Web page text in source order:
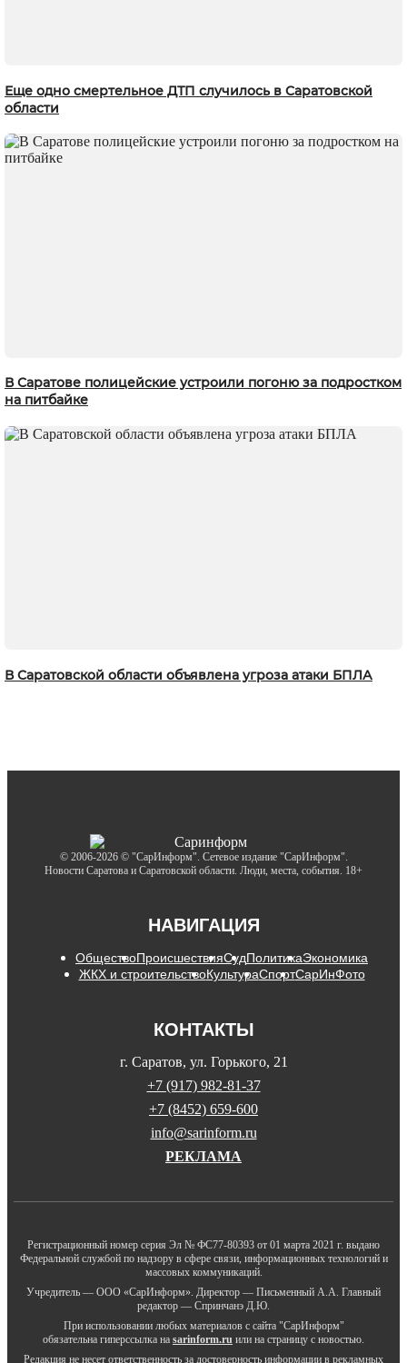
Еще одно смертельное ДТП случилось в Саратовской
области
В Саратове полицейские устроили погоню за подростком
на питбайке
В Саратовской области объявлена угроза атаки БПЛА
© 2006-2026 © "СарИнформ". Сетевое издание "СарИнформ".
Новости Саратова и Саратовской области. Люди, места, события. 18+
НАВИГАЦИЯ
ОбществоПроисшествияСудПолитикаЭкономика
ЖКХ и строительствоКультураСпортСарИнФото
КОНТАКТЫ
г. Саратов, ул. Горького, 21
+7 (917) 982-81-37
+7 (8452) 659-600
info@sarinform.ru
РЕКЛАМА
Регистрационный номер серия Эл № ФС77-80393 от 01 марта 2021 г. выдано
Федеральной службой по надзору в сфере связи, информационных технологий и
массовых коммуникаций.
Учредитель — ООО «СарИнформ». Директор — Письменный А.А. Главный
редактор — Спринчанэ Д.Ю.
При использовании любых материалов с сайта "СарИнформ"
обязательна гиперссылка на sarinform.ru или на страницу с новостью.
Редакция не несет ответственность за достоверность информации в рекламных